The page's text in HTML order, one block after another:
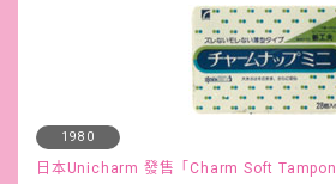
1980
日本Unicharm 發售「Charm Soft